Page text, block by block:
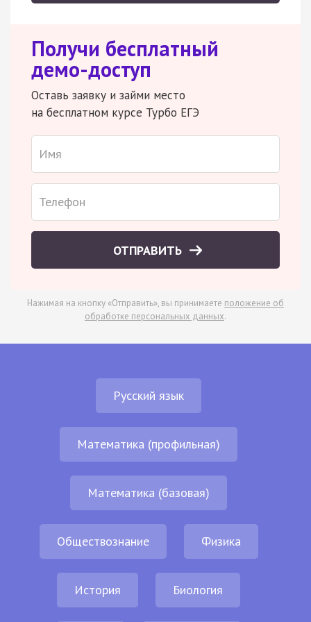
Получи бесплатный
демо-доступ
Оставь заявку и займи место
на бесплатном курсе Турбо ЕГЭ
ОТПРАВИТЬ
Нажимая на кнопку «Отправить», вы принимаете положение об
обработке персональных данных.
Русский язык
Математика (профильная)
Математика (базовая)
Обществознание Физика
История Биология